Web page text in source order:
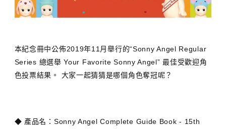
本紀念冊中公佈2019年11月舉行的“Sonny Angel Regular
Series 總選舉 Your Favorite Sonny Angel” 最佳受歡迎角
色投票結果。 大家一起猜猜是哪個角色奪冠呢？
◆ 產品名：Sonny Angel Complete Guide Book - 15th